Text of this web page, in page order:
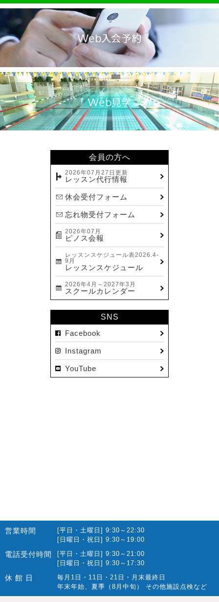
2024.10(18)
2024.09(15)
2024.08(21)
2024.07(20)
2024.06(29)
2024.05(22)
2024.04(20)
2024.03(16)
2023.04(15)
2022.11(16)
2022.01(10)
2021.12(12)
2021.10(22)
2021.09(10)
会員の方へ
2026年07月27日更新
レッスン代行情報
休会受付フォーム
忘れ物受付フォーム
2026年07月
ピノス会報
レッスンスケジュール表2026.4-
9月
レッスンスケジュール
2026年4月～2027年3月
スクールカレンダー
SNS
Facebook
Instagram
YouTube
営業時間
[平日・土曜日] 9:30～22:30
[日曜日・祝日] 9:30～19:00
電話受付時間
[平日・土曜日] 9:30～21:00
[日曜日・祝日] 9:30～17:30
休 館 日
毎月1日・11日・21日・月末最終日
年末年始、夏季（8月中旬） その他施設点検など